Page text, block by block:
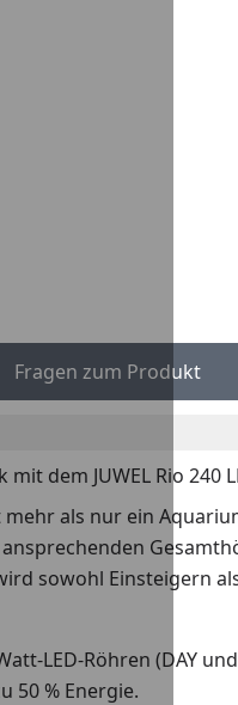
Fragen zum Produkt
dem JUWEL Rio 240
mehr als nur ein
sowohl Einsteigern
LED-Röhren (DAY
50 % Energie.